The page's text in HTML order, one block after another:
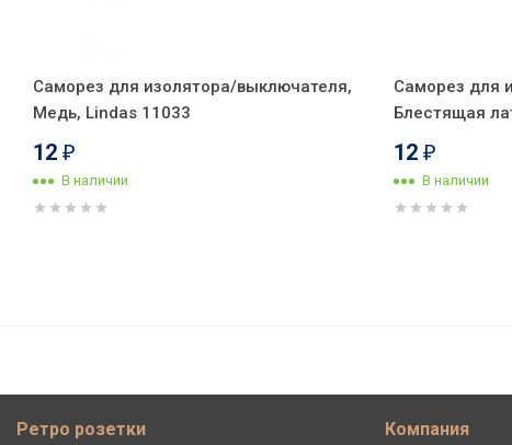
Саморез для изолятора/выключателя,
Медь, Lindas 11033
12 ₽
В наличии
Саморез для
Блестящая
12 ₽
В наличии
Ретро розетки Компания